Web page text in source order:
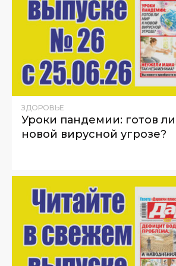
ЗДОРОВЬЕ
Уроки пандемии: готов
новой вирусной угрозе?